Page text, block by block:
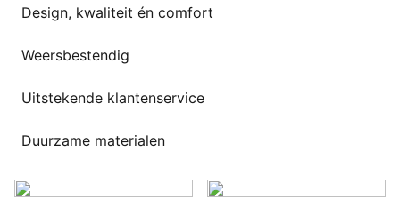
Taalkeuze
Design, kwaliteit én comfort
Weersbestendig
Uitstekende klantenservice
Duurzame materialen